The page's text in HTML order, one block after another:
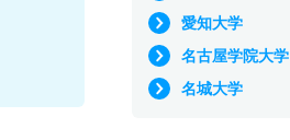
愛知大学
名古屋学院大学
名城大学